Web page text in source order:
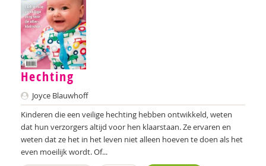
Ina Bakker
Pieter Paul Bakker
Marielle Balledux
Miriam Barendregt
Ana del Barrio Saiz
Rina Bartels
Zeina Bassa
Hechting
Joyce Blauwhoff
Kinderen die een veilige hechting hebben ontwikkeld, weten
dat hun verzorgers altijd voor hen klaarstaan. Ze ervaren en
weten dat ze het in het leven niet alleen hoeven te doen als het
even moeilijk wordt. Of...